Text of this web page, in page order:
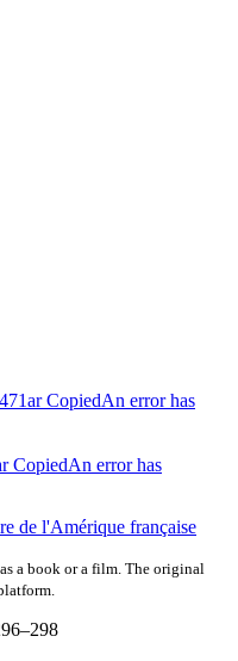
CopiedAn error has
CopiedAn error has
de l'Amérique française
a book or a film. The original